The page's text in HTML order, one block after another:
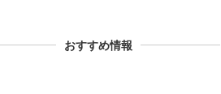
おすすめ情報